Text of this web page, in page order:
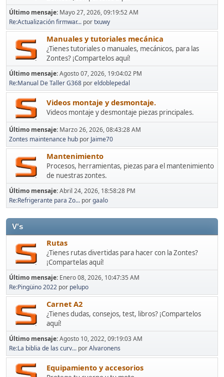
Último mensaje: Mayo 27, 2026, 09:19:52 AM
Re:Actualización firmwar... portxuwy
Manuales y tutoriales mecánica
¿Tienes tutoriales o manuales, mecánicos, para las
Zontes? ¡Compartelos aquí!
Último mensaje:Agosto 07, 2026, 19:04:02 PM
Re:Manual De Taller G368 poreldoblepedal
Videos montaje y desmontaje.
Videos montaje y desmontaje piezas principales.
Último mensaje: Marzo 26, 2026, 08:43:28 AM
Zontes maintenance hub por Jaime70
Mantenimiento
Procesos, herramientas, piezas para el mantenimiento
de nuestras zontes.
Último mensaje:Abril 24, 2026, 18:58:28 PM
Re:Refrigerante para Zo... porgaalo
V's
Rutas
¿Tienes rutas divertidas para hacer con la Zontes?
¡Compartelas aquí!
Último mensaje: Enero 08, 2026, 10:47:35 AM
Re:Pingüino 2022 por pelupo
Carnet A2
¿Tienes dudas, consejos, test, libros? ¡Compartelos
aquí!
Último mensaje:Agosto 10, 2022, 09:19:03 AM
Re:La biblia de las curv... porAlvaronens
Equipamiento y accesorios